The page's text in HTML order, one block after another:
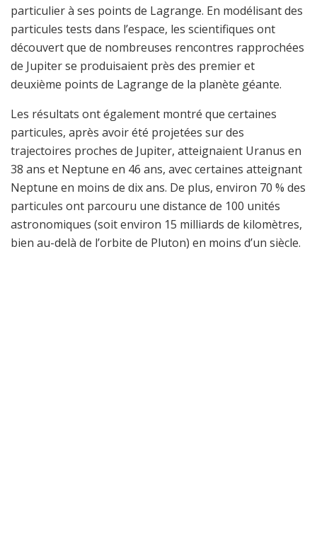
particulier à ses points de Lagrange. En modélisant des
particules tests dans l’espace, les scientifiques ont
découvert que de nombreuses rencontres rapprochées
de Jupiter se produisaient près des premier et
deuxième points de Lagrange de la planète géante.
Les résultats ont également montré que certaines
particules, après avoir été projetées sur des
trajectoires proches de Jupiter, atteignaient Uranus en
38 ans et Neptune en 46 ans, avec certaines atteignant
Neptune en moins de dix ans. De plus, environ 70 % des
particules ont parcouru une distance de 100 unités
astronomiques (soit environ 15 milliards de kilomètres,
bien au-delà de l’orbite de Pluton) en moins d’un siècle.